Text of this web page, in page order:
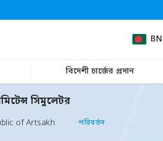
BN
বিদেশী চার্জের প্রদান
সিমুলেটর
of Artsakh পরিবর্তন